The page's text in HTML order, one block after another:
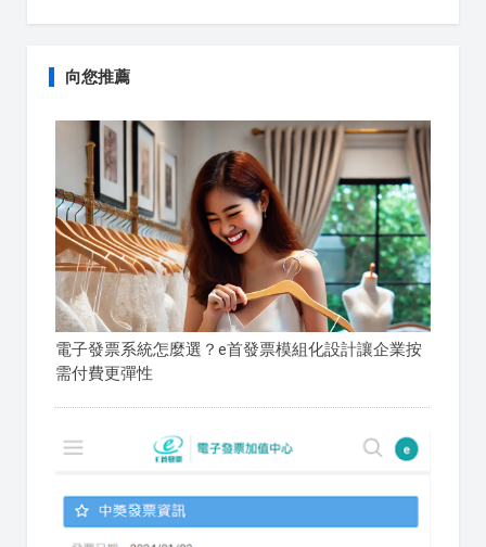
向您推薦
電子發票系統怎麼選？e首發票模組化設計讓企業按
需付費更彈性